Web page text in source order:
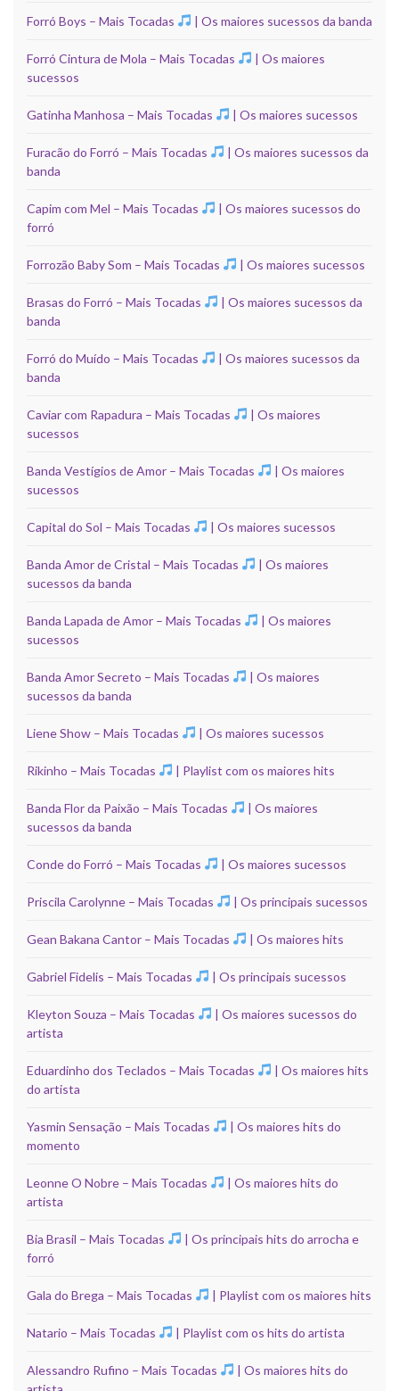
Forró Boys – Mais Tocadas | Os maiores sucessos da banda
Forró Cintura de Mola – Mais Tocadas
| Os maiores
sucessos
Gatinha Manhosa – Mais Tocadas | Os maiores sucessos
Furacão do Forró – Mais Tocadas
| Os maiores sucessos da
banda
Capim com Mel – Mais Tocadas
| Os maiores sucessos do
forró
Forrozão Baby Som – Mais Tocadas | Os maiores sucessos
Brasas do Forró – Mais Tocadas
| Os maiores sucessos da
banda
Forró do Muído – Mais Tocadas
| Os maiores sucessos da
banda
Caviar com Rapadura – Mais Tocadas
| Os maiores
sucessos
Banda Vestígios de Amor – Mais Tocadas
| Os maiores
sucessos
Capital do Sol – Mais Tocadas | Os maiores sucessos
Banda Amor de Cristal – Mais Tocadas
| Os maiores
sucessos da banda
Banda Lapada de Amor – Mais Tocadas
| Os maiores
sucessos
Banda Amor Secreto – Mais Tocadas
| Os maiores
sucessos da banda
Liene Show – Mais Tocadas | Os maiores sucessos
Rikinho – Mais Tocadas | Playlist com os maiores hits
Banda Flor da Paixão – Mais Tocadas
| Os maiores
sucessos da banda
Conde do Forró – Mais Tocadas | Os maiores sucessos
Priscila Carolynne – Mais Tocadas | Os principais sucessos
Gean Bakana Cantor – Mais Tocadas | Os maiores hits
Gabriel Fidelis – Mais Tocadas | Os principais sucessos
Kleyton Souza – Mais Tocadas
| Os maiores sucessos do
artista
Eduardinho dos Teclados – Mais Tocadas
| Os maiores hits
do artista
Yasmin Sensação – Mais Tocadas
| Os maiores hits do
momento
Leonne O Nobre – Mais Tocadas
| Os maiores hits do
artista
Bia Brasil – Mais Tocadas
| Os principais hits do arrocha e
forró
Gala do Brega – Mais Tocadas | Playlist com os maiores hits
Natario – Mais Tocadas | Playlist com os hits do artista
Alessandro Rufino – Mais Tocadas
| Os maiores hits do